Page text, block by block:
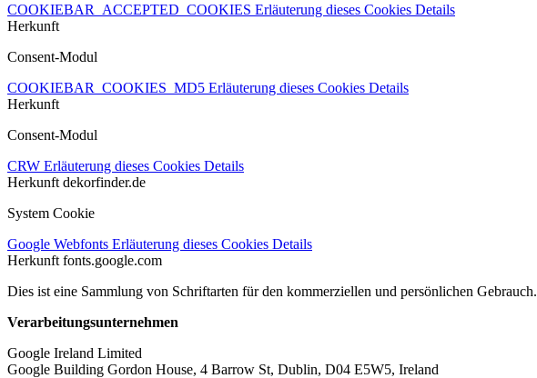
COOKIEBAR_ACCEPTED_COOKIES Erläuterung dieses Cookies Details
Herkunft
Consent-Modul
COOKIEBAR_COOKIES_MD5 Erläuterung dieses Cookies Details
Herkunft
Consent-Modul
CRW Erläuterung dieses Cookies Details
Herkunft dekorfinder.de
System Cookie
Google Webfonts Erläuterung dieses Cookies Details
Herkunft fonts.google.com
Dies ist eine Sammlung von Schriftarten für den kommerziellen und persönlichen Gebrauch.
Verarbeitungsunternehmen
Google Ireland Limited
Google Building Gordon House, 4 Barrow St, Dublin, D04 E5W5, Ireland